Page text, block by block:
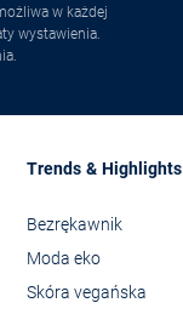
w każdej
wystawienia.
Trends & Highlights
Bezrękawnik
Moda eko
Skóra vegańska